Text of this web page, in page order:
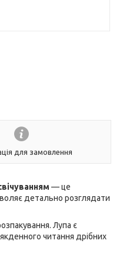
для замовлення
— це
детально розглядати
Лупа є
читання дрібних